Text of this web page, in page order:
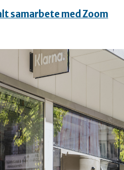
samarbete med Zoom